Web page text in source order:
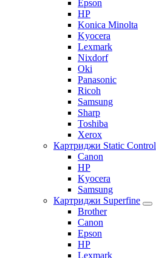
Epson
HP
Konica Minolta
Kyocera
Lexmark
Nixdorf
Oki
Panasonic
Ricoh
Samsung
Sharp
Toshiba
Xerox
Картриджи Static Control
Canon
HP
Kyocera
Samsung
Картриджи Superfine
Brother
Canon
Epson
HP
Lexmark